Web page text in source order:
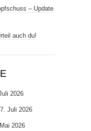
– Update
auch du!
2026
Juli 2026
2026